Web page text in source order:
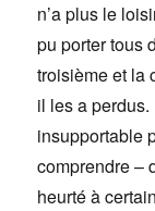
n’a plus le
pu porter tous
troisième et la
il les a
insupportable
comprendre –
heurté à